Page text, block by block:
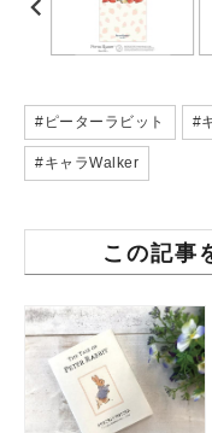
#ピーターラビット #
#キャラWalker
この記事